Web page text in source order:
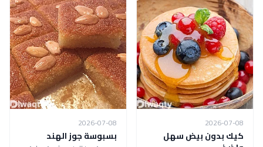
2026-07-08
كيك بدون بيض سهل
2026-07-08
بسبوسة جوز الهند